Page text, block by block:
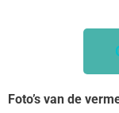
Foto’s van de